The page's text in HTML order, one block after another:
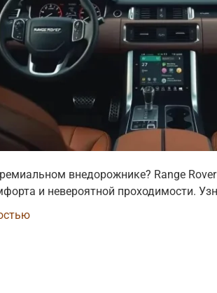
внедорожнике? Range
и невероятной проходимости.